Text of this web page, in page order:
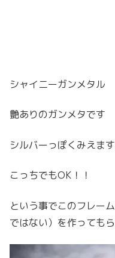
シャイニーガンメタル
艶ありのガンメタです
シルバーっぽくみえま
こっちでもOK！！
という事でこのフレー
ではない）を作っても